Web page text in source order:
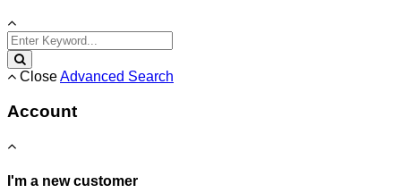
CloseAdvanced Search
Account
I'm a new customer